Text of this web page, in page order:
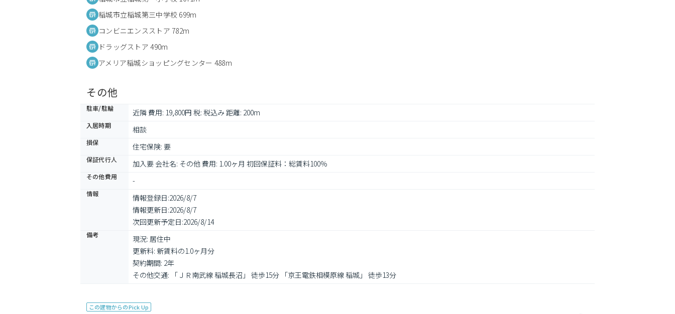
稲城市立稲城第三中学校 699m
コンビニエンスストア 782m
ドラッグストア 490m
アメリア稲城ショッピングセンター 488m
その他
駐車/駐輪 近隣 費用: 19,800円 税: 税込み 距離: 200m
入居時期 相談
損保 住宅保険: 要
保証代行人 加入要 会社名: その他 費用: 1.00ヶ月 初回保証料：総賃料100％
その他費用 -
情報 情報登録日:2026/8/7
情報更新日:2026/8/7
次回更新予定日:2026/8/14
備考
現況: 居住中
更新料: 新賃料の1.0ヶ月分
契約期間: 2年
その他交通: 「ＪＲ南武線 稲城長沼」 徒歩15分 「京王電鉄相模原線 稲城」 徒歩13分
この建物からのPick Up